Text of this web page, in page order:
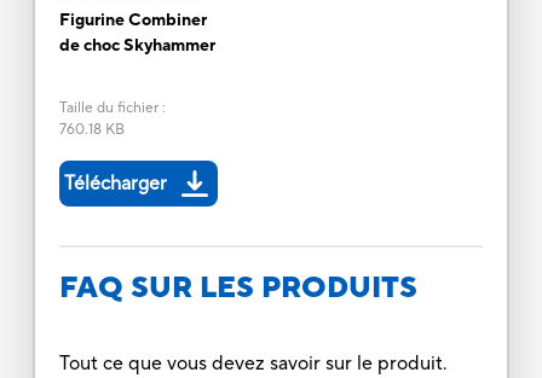
Figurine Combiner
de choc Skyhammer
Taille du fichier:
760.18 KB
Télécharger
FAQ SUR LES PRODUITS
Tout ce que vous devez savoir sur le produit.